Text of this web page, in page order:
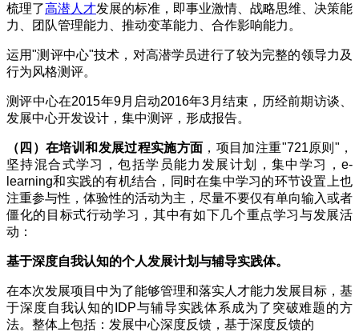
梳理了高潜人才发展的标准，即事业激情、战略思维、决策能
力、团队管理能力、推动变革能力、合作影响能力。
运用"测评中心"技术，对高潜学员进行了较为完整的领导力及
行为风格测评。
测评中心在2015年9月启动2016年3 月结束，历经前期访谈、
发展中心开发设计，集中测评，形成报告。
（四）在培训和发展过程实施方面 ，项目加注重"721原则 " ，
坚持混合式学习，包括学员能力发展计划，集中学习， e-
learning和实践的有机结合，同时在集中学习的环节设置上也
注重参与性，体验性的活动为主，尽量不要仅有单向输入或者
僵化的目标式行动学习，其中有如下几个重点学习与发展活
动：
基于深度自我认知的个人发展计划与辅导实践体。
在本次发展项目中为了能够管理和落实人才能力发展目标，基
于深度自我认知的 IDP与辅导实践体系成为了突破难题的方
法。整体上包括： 发展中心深度反馈，基于深度反馈的